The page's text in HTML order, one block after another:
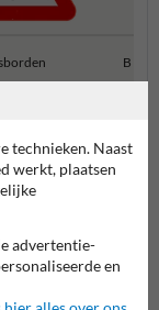
B
technieken. Naast
werkt, plaatsen
advertentie-
en